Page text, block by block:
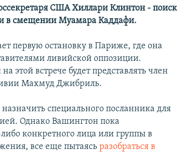
США Хиллари Клинтон - поиск
в смещении Муамара Каддафи.
первую остановку в Париже, где она
ливийской оппозиции.
этой встрече будет представлять член
Махмуд Джибриль.
специального посланника для
Однако Вашингтон пока
конкретного лица или группы в
все еще пытаясьразобраться в